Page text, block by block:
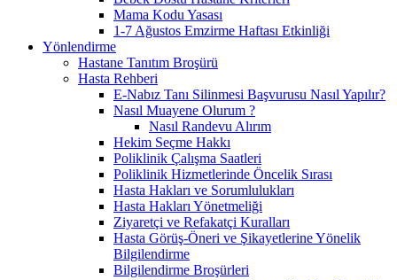
Mama Kodu Yasası
1-7 Ağustos Emzirme Haftası Etkinliği
Yönlendirme
Hastane Tanıtım Broşürü
Hasta Rehberi
E-Nabız Tanı Silinmesi Başvurusu Nasıl Yapılır?
Nasıl Muayene Olurum ?
Nasıl Randevu Alırım
Hekim Seçme Hakkı
Poliklinik Çalışma Saatleri
Poliklinik Hizmetlerinde Öncelik Sırası
Hasta Hakları ve Sorumlulukları
Hasta Hakları Yönetmeliği
Ziyaretçi ve Refakatçi Kuralları
Hasta Görüş-Öneri ve Şikayetlerine Yönelik
Bilgilendirme
Bilgilendirme Broşürleri